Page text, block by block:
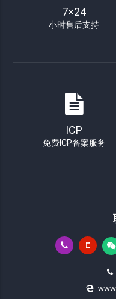
7×24
小时售后支持
ICP
免费ICP备案服务